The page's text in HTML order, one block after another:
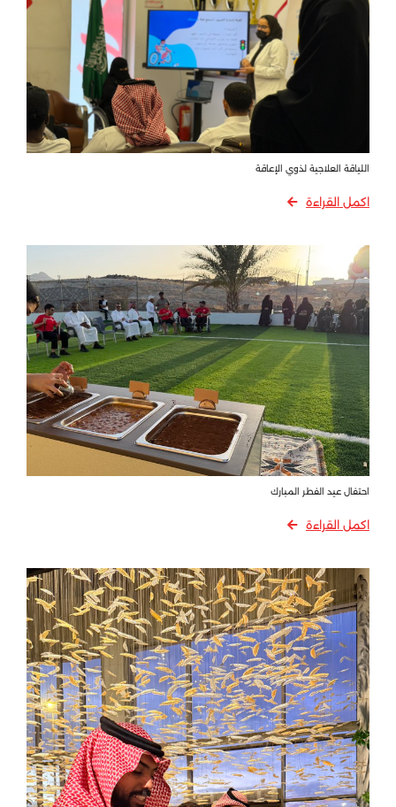
اللياقة العلاجية لذوي الإعاقة
اكمل القراءة
احتفال عيد الفطر المبارك
اكمل القراءة